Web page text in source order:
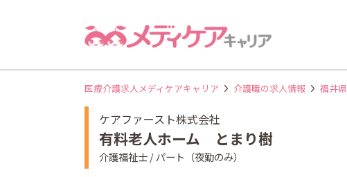
医療介護求人メディケアキャリア 介護職の求人情報 福井県
ケアファースト株式会社
有料老人ホーム とまり樹
介護福祉士 / パート（夜勤のみ）